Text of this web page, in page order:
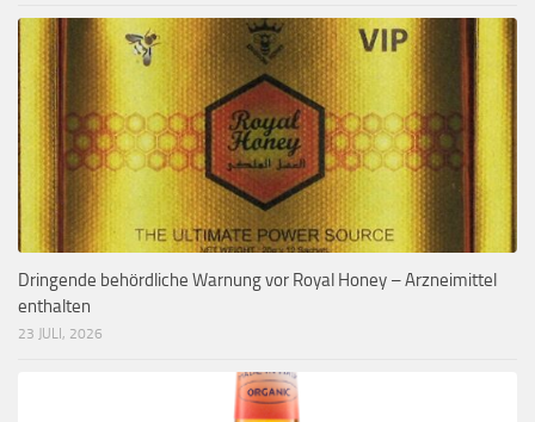
Dringende behördliche Warnung vor Royal Honey – Arzneimittel
enthalten
23 JULI, 2026